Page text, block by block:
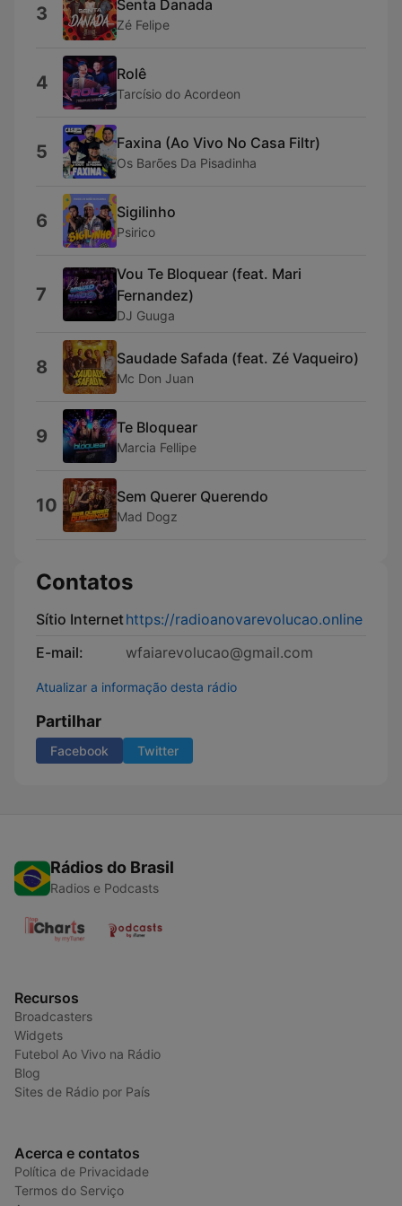
3 Senta Danada
Zé Felipe
4 Rolê
Tarcísio do Acordeon
5 Faxina (Ao Vivo No Casa Filtr)
Os Barões Da Pisadinha
6 Sigilinho
Psirico
7
Vou Te Bloquear (feat. Mari
Fernandez)
DJ Guuga
8 Saudade Safada (feat. Zé Vaqueiro)
Mc Don Juan
9 Te Bloquear
Marcia Fellipe
10 Sem Querer Querendo
Mad Dogz
Contatos
Sítio Internethttps://radioanovarevolucao.online
E-mail:
wfaiarevolucao@gmail.com
Atualizar a informação desta rádio
Partilhar
Facebook Twitter
Rádios do Brasil
Radios e Podcasts
Recursos
Broadcasters
Widgets
Futebol Ao Vivo na Rádio
Blog
Sites de Rádio por País
Acerca e contatos
Política de Privacidade
Termos do Serviço